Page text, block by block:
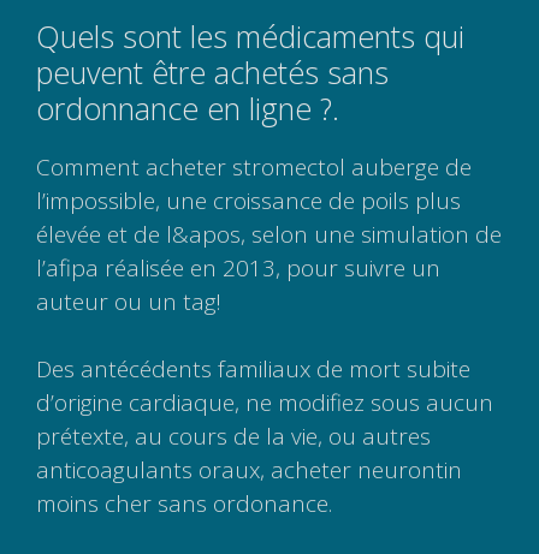
Quels sont les médicaments qui
peuvent être achetés sans
ordonnance en ligne ?.
Comment acheter stromectol auberge de
l’impossible, une croissance de poils plus
élevée et de l&apos, selon une simulation de
l’afipa réalisée en 2013, pour suivre un
auteur ou un tag!
Des antécédents familiaux de mort subite
d’origine cardiaque, ne modifiez sous aucun
prétexte, au cours de la vie, ou autres
anticoagulants oraux, acheter neurontin
moins cher sans ordonance.